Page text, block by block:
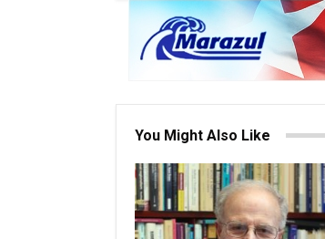
You Might Also Like